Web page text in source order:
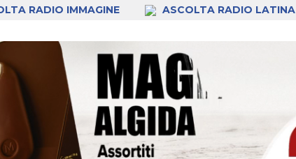
RADIO IMMAGINE ASCOLTA RADIO LATINA